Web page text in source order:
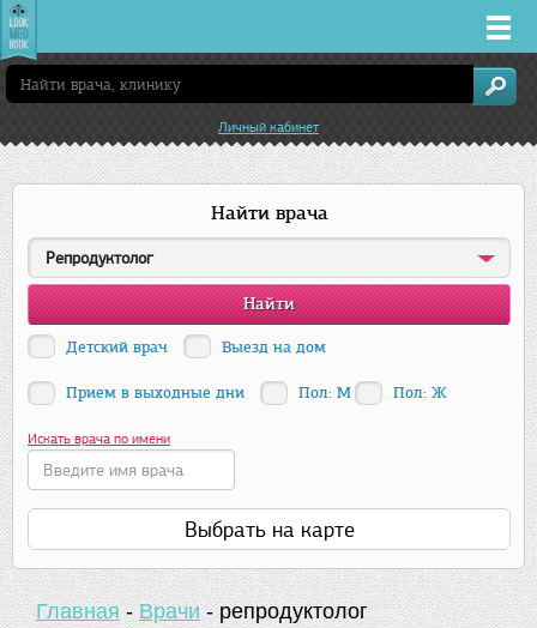
Врачи
Клиники
Лекарства
Акции
Услуги
Пермь
Личный кабинет
Найти врача
Репродуктолог
Детский врач Выезд на дом
Прием в выходные дни Пол: М Пол: Ж
Искать врача по имени
Выбрать на карте
Главная-Врачи-репродуктолог